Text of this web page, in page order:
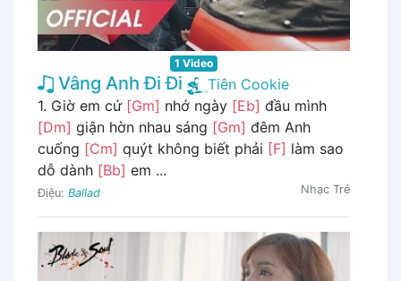
1 Video
Vâng Anh Đi Đi
Tiên Cookie
1. Giờ em cứ [Gm] nhớ ngày [Eb] đầu mình
[Dm] giận hờn nhau sáng [Gm] đêm Anh
cuống [Cm] quýt không biết phải [F] làm sao
dỗ dành [Bb] em ...
Điệu: Ballad Nhạc Trẻ